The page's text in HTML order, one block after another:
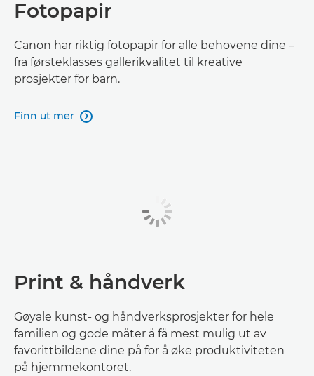
Fotopapir
Canon har riktig fotopapir for alle behovene dine –
fra førsteklasses gallerikvalitet til kreative
prosjekter for barn.
Finn ut mer 
Print & håndverk
Gøyale kunst- og håndverksprosjekter for hele
familien og gode måter å få mest mulig ut av
favorittbildene dine på for å øke produktiviteten
på hjemmekontoret.